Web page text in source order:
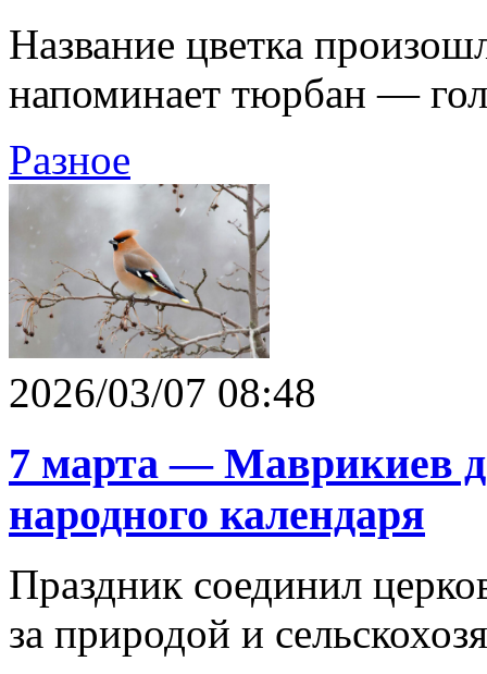
Название цветка
напоминает тюрбан —
Разное
2026/03/07 08:48
7 марта — Маврикиев
народного календаря
Праздник соединил
за природой и